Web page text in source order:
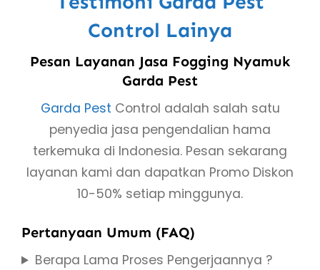
Control Lainya
Pesan Layanan Jasa Fogging Nyamuk
Garda Pest
Garda Pest Control adalah salah satu
penyedia jasa pengendalian hama
terkemuka di Indonesia. Pesan sekarang
layanan kami dan dapatkan Promo Diskon
10-50% setiap minggunya.
Pertanyaan Umum (FAQ)
Berapa Lama Proses Pengerjaannya ?